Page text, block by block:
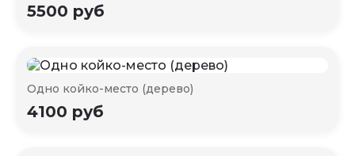
5500 руб
Одно койко-место (дерево)
4100 руб